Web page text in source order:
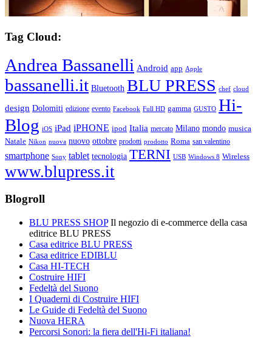
Tag Cloud:
Andrea Bassanelli Android app Apple
bassanelli.it Bluetooth BLU PRESS chef cloud
design Dolomiti edizione evento Facebook Full HD gamma GUSTO Hi-
Blog iOS iPad iPHONE ipod Italia mercato Milano mondo musica
Natale Nikon nuova nuovo ottobre prodotti prodotto Roma san valentino
smartphone Sony tablet tecnologia TERNI USB Windows 8 Wireless
www.blupress.it
Blogroll
BLU PRESS SHOPIl negozio di e-commerce della casa
editrice BLU PRESS
Casa editrice BLU PRESS
Casa editrice EDIBLU
Casa HI-TECH
Costruire HIFI
Fedeltà del Suono
I Quaderni di Costruire HIFI
Le Guide di Fedeltà del Suono
Nuova HERA
Percorsi Sonori: la fiera dell'Hi-Fi italiana!